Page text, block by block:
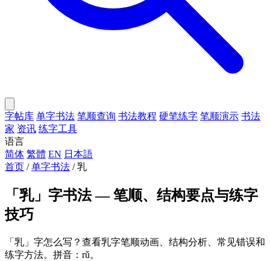
字帖库 单字书法 笔顺查询 书法教程 硬笔练字 笔顺演示 书法
家 资讯 练字工具
语言
简体 繁體 EN 日本語
首页 / 单字书法 / 乳
「乳」字书法 — 笔顺、结构要点与练字
技巧
「乳」字怎么写？查看乳字笔顺动画、结构分析、常见错误和
练字方法。拼音：rǔ。